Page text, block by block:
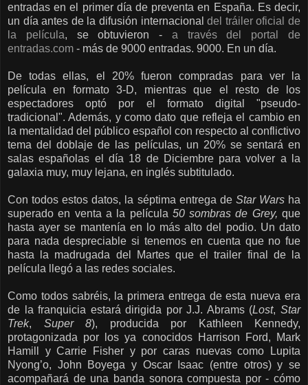
entradas en el primer día de preventa en España. Es decir,
un día antes de la difusión internacionaldel tráiler oficial de
la película, se obtuvieron - a través del portal de
entradas.com - más de 9000 entradas. 9000. En un día.
De todas ellas, el 20% fueron compradas para ver la
película en formato 3-D, mientras que el resto de los
espectadores optó por el formato digital "pseudo-
tradicional". Además, y como dato que refleja el cambio en
la mentalidad del público español con respecto al conflictivo
tema del doblaje de las películas, un 20% se sentará en
salas españolas el día 18 de Diciembre para volver a la
galaxia muy, muy lejana, en inglés subtitulado.
Con todos estos datos, la séptima entrega de Star Wars ha
superado en venta a la película 50 sombras de Grey, que
hasta ayer se mantenía en lo más alto del podio. Un dato
para nada despreciable si tenemos en cuenta que no fue
hasta la madrugada del Martes que el trailer final de la
película llegó a las redes sociales.
Como todos sabréis, la primera entrega de esta nueva era
de la franquicia estará dirigida por J.J. Abrams (Lost,Star
Trek, Super 8), producida por Kathleen Kennedy,
protagonizada por los ya conocidos Harrison Ford, Mark
Hamill y Carrie Fisher y por caras nuevas como Lupita
Nyong’o, John Boyega y Oscar Isaac (entre otros) y se
acompañará de una banda sonora compuesta por - cómo